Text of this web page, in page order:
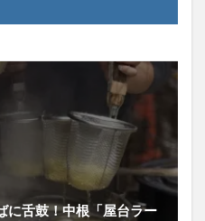
に舌鼓！中根「屋台ラー